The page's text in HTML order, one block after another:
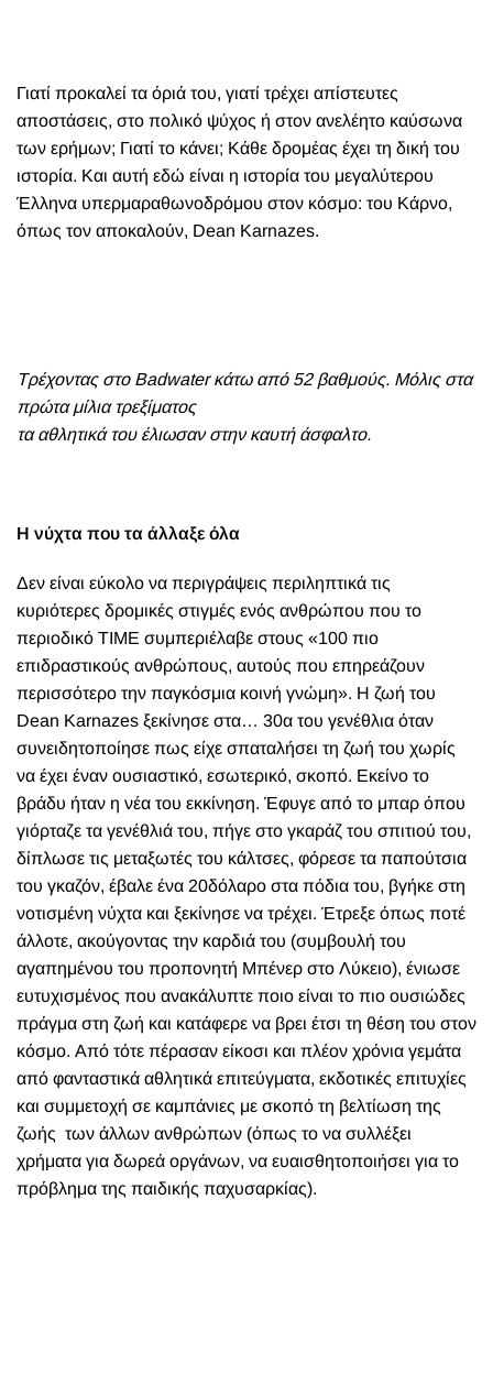
Γιατί προκαλεί τα όριά του, γιατί τρέχει απίστευτες
αποστάσεις, στο πολικό ψύχος ή στον ανελέητο καύσωνα
των ερήμων; Γιατί το κάνει; Κάθε δρομέας έχει τη δική του
ιστορία. Και αυτή εδώ είναι η ιστορία του μεγαλύτερου
Έλληνα υπερμαραθωνοδρόμου στον κόσμο: του Κάρνο,
όπως τον αποκαλούν, Dean Karnazes.
Τρέχοντας στο Badwater κάτω από 52 βαθμούς. Μόλις στα
πρώτα μίλια τρεξίματος
τα αθλητικά του έλιωσαν στην καυτή άσφαλτο.
Η νύχτα που τα άλλαξε όλα
Δεν είναι εύκολο να περιγράψεις περιληπτικά τις
κυριότερες δρομικές στιγμές ενός ανθρώπου που το
περιοδικό TIME συμπεριέλαβε στους «100 πιο
επιδραστικούς ανθρώπους, αυτούς που επηρεάζουν
περισσότερο την παγκόσμια κοινή γνώμη». Η ζωή του
Dean Karnazes ξεκίνησε στα… 30α του γενέθλια όταν
συνειδητοποίησε πως είχε σπαταλήσει τη ζωή του χωρίς
να έχει έναν ουσιαστικό, εσωτερικό, σκοπό. Εκείνο το
βράδυ ήταν η νέα του εκκίνηση. Έφυγε από το μπαρ όπου
γιόρταζε τα γενέθλιά του, πήγε στο γκαράζ του σπιτιού του,
δίπλωσε τις μεταξωτές του κάλτσες, φόρεσε τα παπούτσια
του γκαζόν, έβαλε ένα 20δόλαρο στα πόδια του, βγήκε στη
νοτισμένη νύχτα και ξεκίνησε να τρέχει. Έτρεξε όπως ποτέ
άλλοτε, ακούγοντας την καρδιά του (συμβουλή του
αγαπημένου του προπονητή Μπένερ στο Λύκειο), ένιωσε
ευτυχισμένος που ανακάλυπτε ποιο είναι το πιο ουσιώδες
πράγμα στη ζωή και κατάφερε να βρει έτσι τη θέση του στον
κόσμο. Από τότε πέρασαν είκοσι και πλέον χρόνια γεμάτα
από φανταστικά αθλητικά επιτεύγματα, εκδοτικές επιτυχίες
και συμμετοχή σε καμπάνιες με σκοπό τη βελτίωση της
ζωής των άλλων ανθρώπων (όπως το να συλλέξει
χρήματα για δωρεά οργάνων, να ευαισθητοποιήσει για το
πρόβλημα της παιδικής παχυσαρκίας).